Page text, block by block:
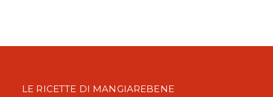
LE RICETTE DI MANGIAREBENE